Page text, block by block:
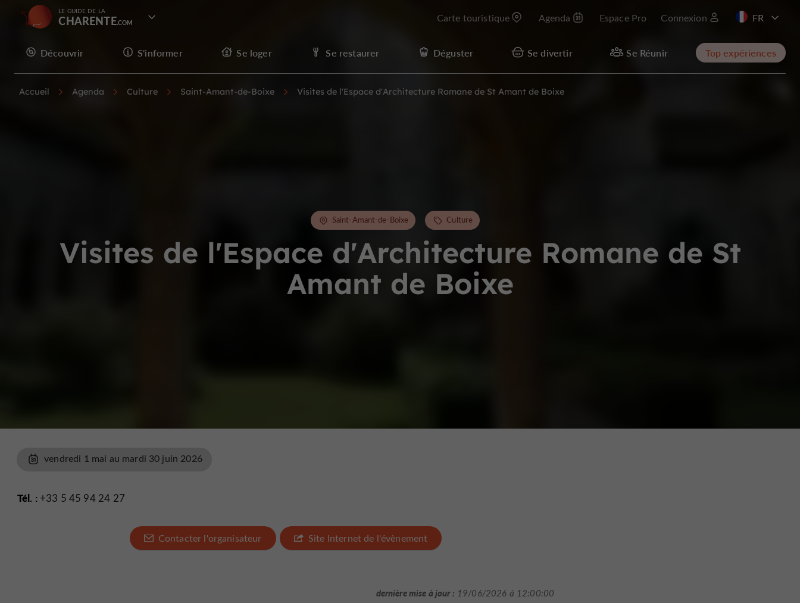
LE GUIDE DE LA
CHARENTE Carte touristique Agenda Espace Pro Connexion
Découvrir S'informer Se loger Se restaurer Déguster Se divertir Se Réunir Top expériences
Accueil Agenda Culture Saint-Amant-de-Boixe Visites de l'Espace d'Architecture Romane de St Amant de Boixe
Visites de l'Espace d'Architecture Romane de St
Amant de Boixe
Saint-Amant-de-Boixe Culture
vendredi 1 mai au mardi 30 juin 2026
Tél. :+33 5 45 94 24 27
Contacter l'organisateur Site Internet de l'évènement
dernière mise à jour : 19/06/2026 à 12:00:00